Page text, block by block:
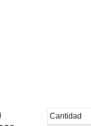
Cantidad